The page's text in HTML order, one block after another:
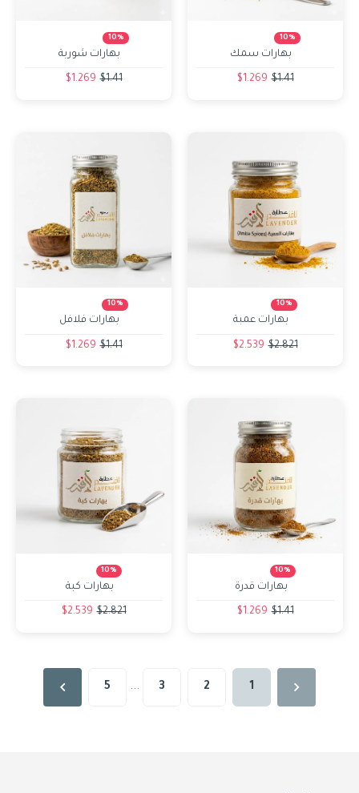
10%
بهارات سمك
$1.41
$1.269
10%
بهارات شوربة
$1.41
$1.269
10%
بهارات عمبة
$2.821
$2.539
10%
بهارات فلافل
$1.41
$1.269
10%
بهارات قدرة
$1.41
$1.269
10%
بهارات كبة
$2.821
$2.539
1
2
3
...
5